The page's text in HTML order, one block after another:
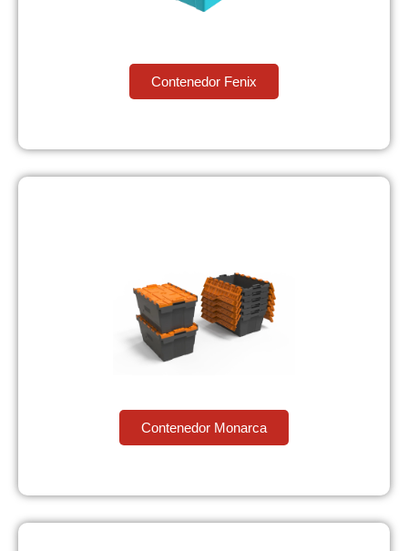
Contenedor Fenix
Contenedor Monarca